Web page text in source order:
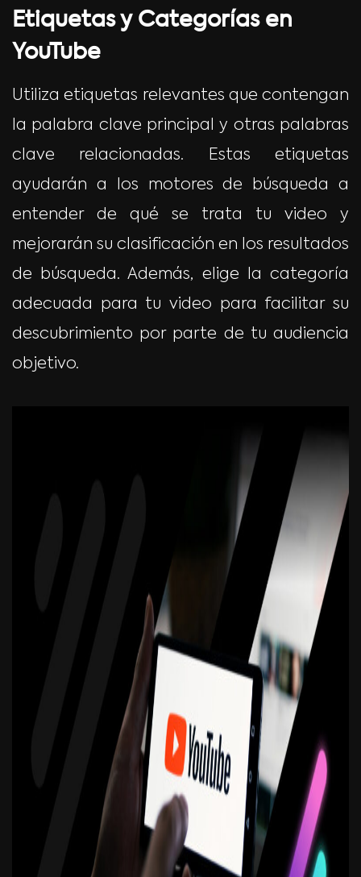
Etiquetas y Categorías en
YouTube
Utiliza etiquetas relevantes que contengan
la palabra clave principal y otras palabras
clave relacionadas. Estas etiquetas
ayudarán a los motores de búsqueda a
entender de qué se trata tu video y
mejorarán su clasificación en los resultados
de búsqueda. Además, elige la categoría
adecuada para tu video para facilitar su
descubrimiento por parte de tu audiencia
objetivo.